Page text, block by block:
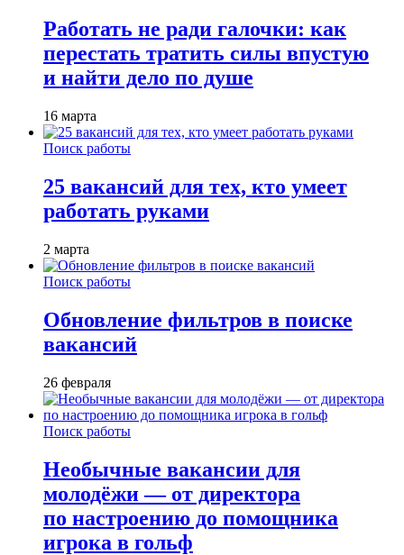
Работать не ради галочки: как
перестать тратить силы впустую
и найти дело по душе
16 марта
Поиск работы
25 вакансий для тех, кто умеет
работать руками
2 марта
Поиск работы
Обновление фильтров в поиске
вакансий
26 февраля
Поиск работы
Необычные вакансии для
молодёжи — от директора
по настроению до помощника
игрока в гольф